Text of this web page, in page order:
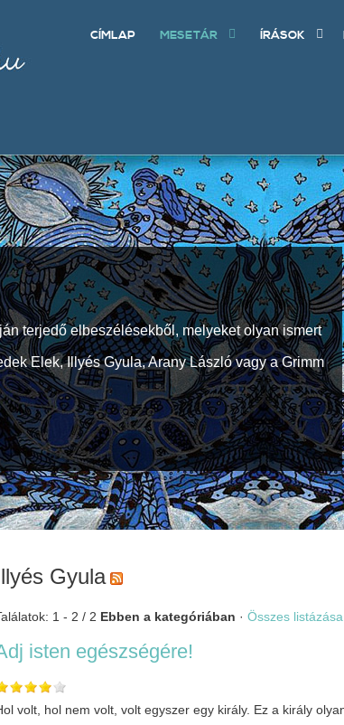
CÍMLAP MESETÁR ÍRÁSOK
terjedő elbeszélésekből, melyeket olyan ismert
Elek, Illyés Gyula, Arany László vagy a Grimm
Gyula
1 - 2 / 2 Ebben a kategóriában · Összes listázása
isten egészségére!
volt, hol nem volt, volt egyszer egy király. Ez a király